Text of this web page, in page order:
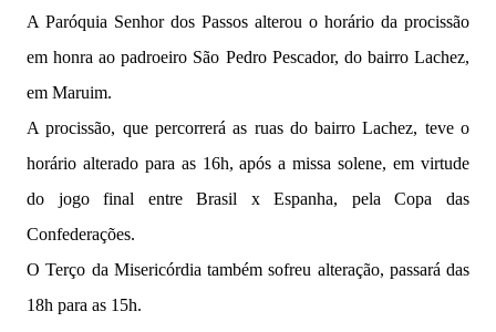
A Paróquia Senhor dos Passos alterou o horário da procissão
em honra ao padroeiro São Pedro Pescador, do bairro Lachez,
em Maruim.
A procissão, que percorrerá as ruas do bairro Lachez, teve o
horário alterado para as 16h, após a missa solene, em virtude
do jogo final entre Brasil x Espanha, pela Copa das
Confederações.
O Terço da Misericórdia também sofreu alteração, passará das
18h para as 15h.